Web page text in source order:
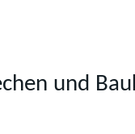
und